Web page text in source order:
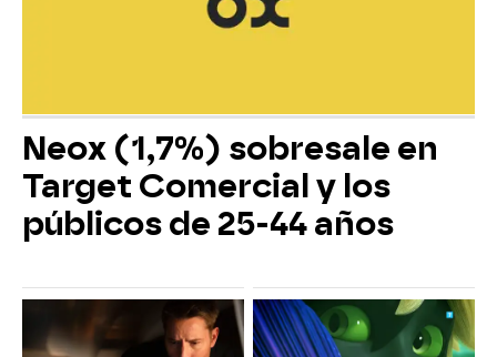
Neox (1,7%) sobresale en
Target Comercial y los
públicos de 25-44 años